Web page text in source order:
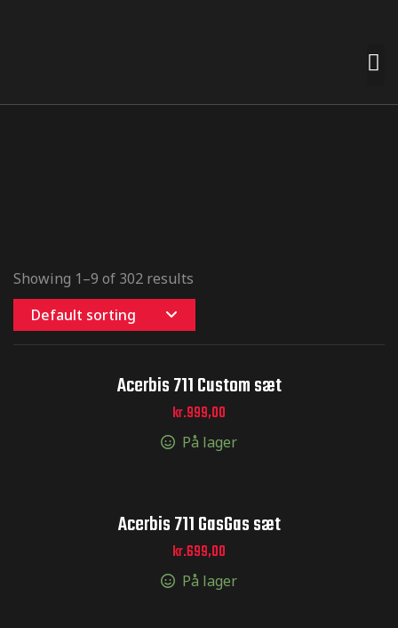
Showing 1–9 of 302 results
Default sorting
Acerbis 711 Custom sæt
kr.999,00
På lager
Acerbis 711 GasGas sæt
kr.699,00
På lager